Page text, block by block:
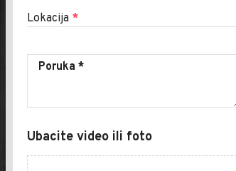
Lokacija *
Ubacite video ili foto